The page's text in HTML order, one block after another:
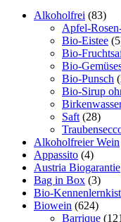
Alkoholfrei (83)
Apfel-
Bio-Eistee
Bio-
Bio-
Bio-Punsch
Bio-Sirup
Saft (28)
Alkoholfreier Wein
Appassito (4)
Austria Biogarantie
Bag in Box (3)
Bio-
Biowein (624)
Barrique